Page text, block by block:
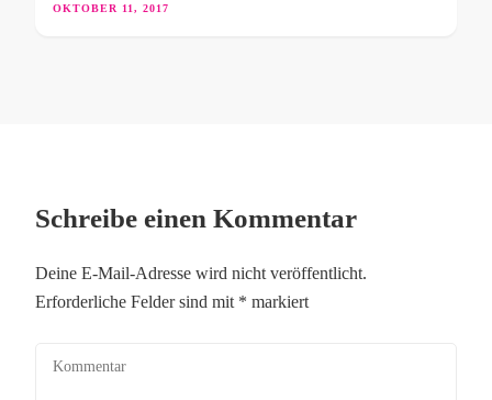
OKTOBER 11, 2017
Schreibe einen Kommentar
Deine E-Mail-Adresse wird nicht veröffentlicht.
Erforderliche Felder sind mit * markiert